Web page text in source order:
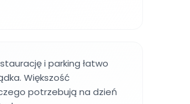
i parking łatwo
Większość
potrzebują na dzień